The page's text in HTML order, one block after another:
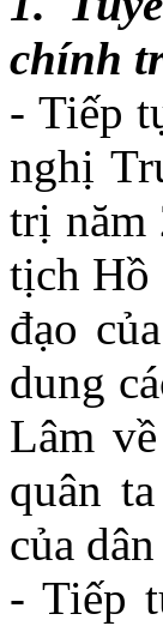
chính
- Tiếp
nghị
trị năm
tịch Hồ
đạo
dung
Lâm
quân
của
- Tiếp